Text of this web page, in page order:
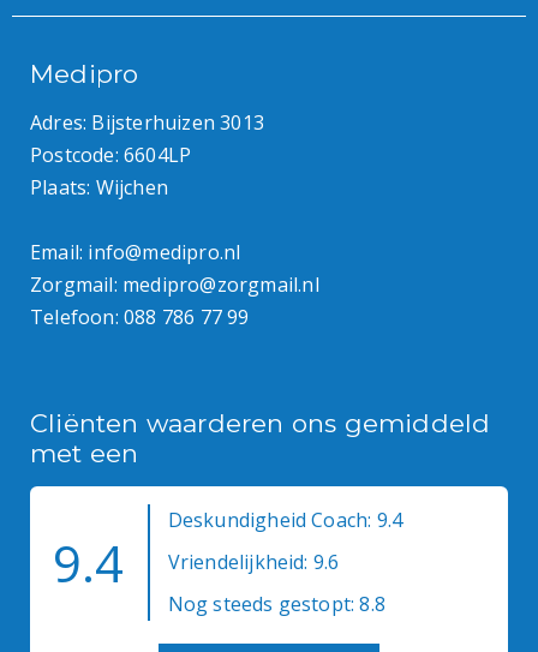
Medipro
Adres: Bijsterhuizen 3013
Postcode: 6604LP
Plaats: Wijchen
Email: info@medipro.nl
Zorgmail: medipro@zorgmail.nl
Telefoon: 088 786 77 99
Cliënten waarderen ons gemiddeld
met een
9.4
Deskundigheid Coach: 9.4
Vriendelijkheid: 9.6
Nog steeds gestopt: 8.8